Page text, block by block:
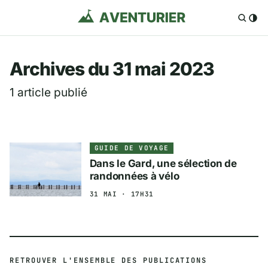
Aventurier.fr —
Archives du 31 mai 2023
1 article publié
GUIDE DE VOYAGE
Dans le Gard, une sélection de
randonnées à vélo
31 MAI · 17H31
RETROUVER L'ENSEMBLE DES PUBLICATIONS